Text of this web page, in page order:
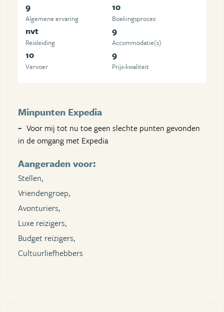
9
Algemene ervaring
10
Boekingsproces
nvt
Reisleiding
9
Accommodatie(s)
10
Vervoer
9
Prijs-kwaliteit
Minpunten Expedia
Voor mij tot nu toe geen slechte punten gevonden
in de omgang met Expedia
Aangeraden voor:
Stellen,
Vriendengroep,
Avonturiers,
Luxe reizigers,
Budget reizigers,
Cultuurliefhebbers